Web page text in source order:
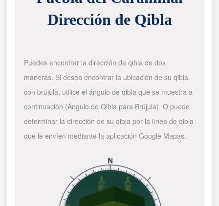
Dirección de Qibla
Puedes encontrar la dirección de qibla de dos
maneras. Si desea encontrar la ubicación de su qibla
con brújula, utilice el ángulo de qibla que se muestra a
continuación (Ángulo de Qibla para Brújula). O puede
determinar la dirección de su qibla por la línea de qibla
que le envíen mediante la aplicación Google Mapas.